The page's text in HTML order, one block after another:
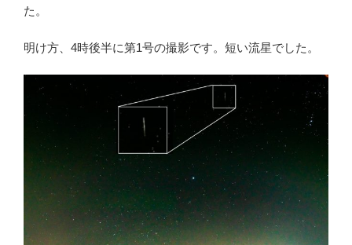
た。
明け方、4時後半に第1号の撮影です。短い流星でした。